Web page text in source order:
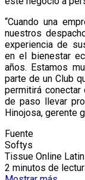
“Cuando una
nuestros
experiencia de
en el bienestar
años. Estamos
parte de un Club
permitirá
de paso llevar
Hinojosa, gerente
Fuente
Softys
Tissue Online
2 minutos de